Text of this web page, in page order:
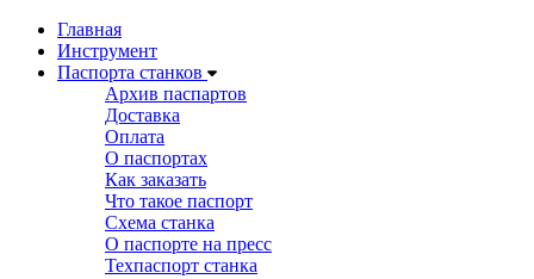
Главная
Инструмент
Паспорта станков
Архив паспартов
Доставка
Оплата
О паспортах
Как заказать
Что такое паспорт
Схема станка
О паспорте на пресс
Техпаспорт станка